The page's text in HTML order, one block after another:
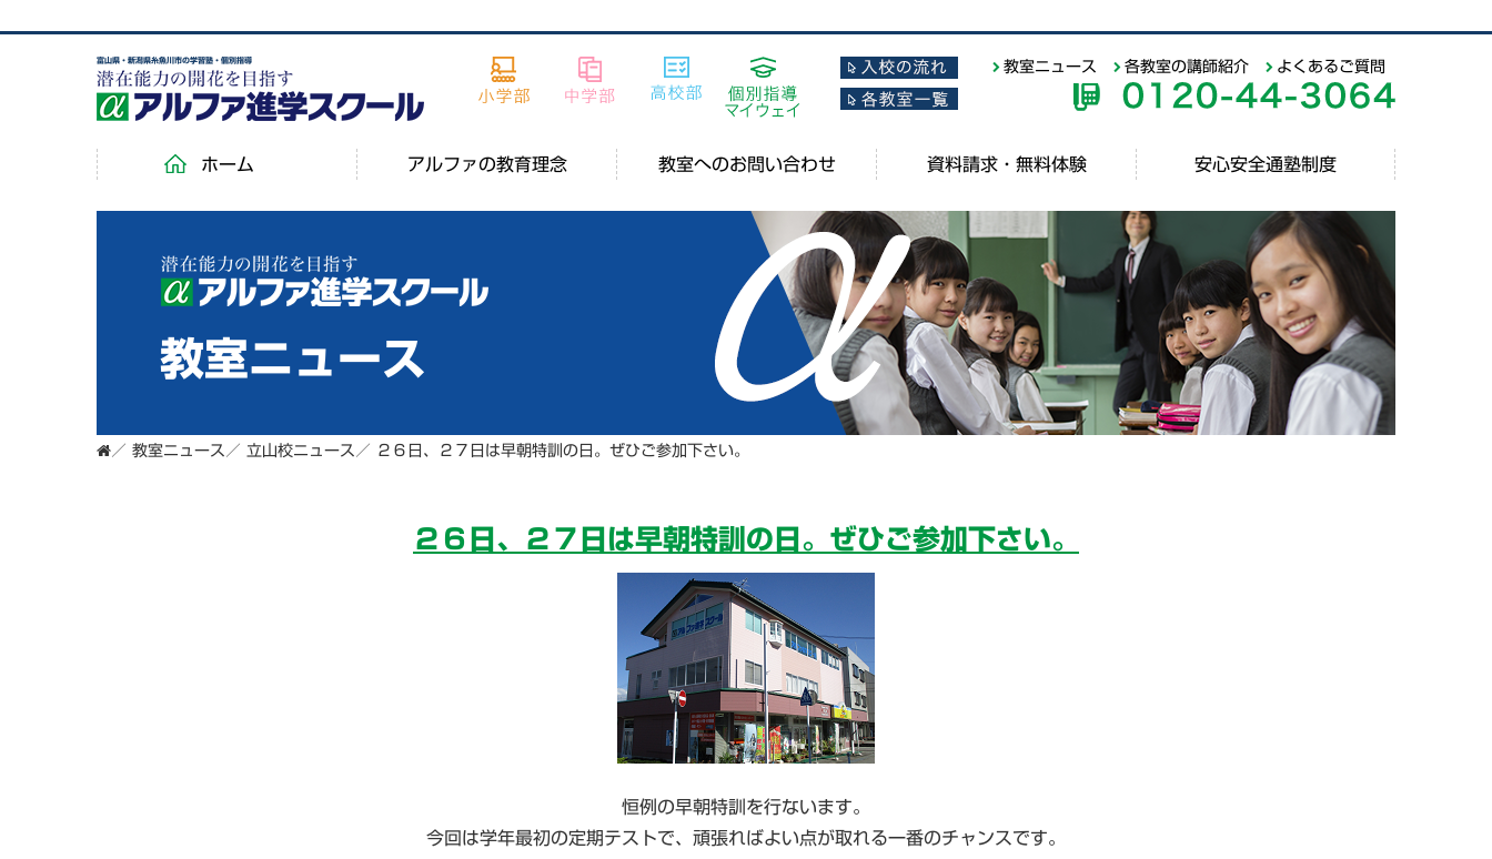
富山県・新潟県糸魚川市の学習塾・個別指導 教室ニュース 各教室の講師紹介 よくあるご質問
ホーム アルファの教育理念 教室へのお問い合わせ 資料請求・無料体験 安心安全通塾制度
教室ニュース
／ 教室ニュース ／ 立山校ニュース ／ ２６日、２７日は早朝特訓の日。ぜひご参加下さい。
２６日、２７日は早朝特訓の日。ぜひご参加下さい。
恒例の早朝特訓を行ないます。
今回は学年最初の定期テストで、頑張ればよい点が取れる一番のチャンスです。